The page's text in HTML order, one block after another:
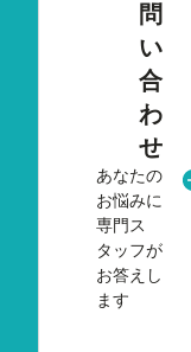
問
い
合
わ
せ
あなたの
お悩みに
専門ス
タッフが
お答えし
ます